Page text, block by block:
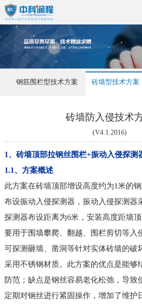
钢筋围栏型技术方案 砖墙型技术方案
砖墙防入侵技术
(V4.1.2016)
1、砖墙顶部拉钢丝围栏+振动入侵探测
1.1、方案概述
此方案在砖墙顶部增设高度约为1米的
布设振动入侵探测器，振动入侵探测器
探测器布设距离为6米，安装高度距墙
要用于围墙攀爬、翻越、围栏剪切等入
可探测砸墙、凿洞等针对实体砖墙的破
采用不锈钢材质。 此方案的优点是能够
防范；缺点是钢丝容易老化松弛，导致
定期对钢丝进行紧固操作，增加了维护